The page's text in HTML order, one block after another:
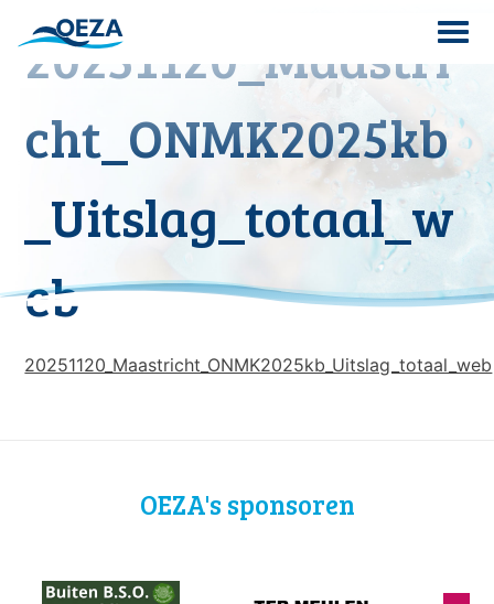
content
Search
for:
20251120_Maastri
cht_ONMK2025kb
_Uitslag_totaal_w
eb
20251120_Maastricht_ONMK2025kb_Uitslag_totaal_web
OEZA's sponsoren